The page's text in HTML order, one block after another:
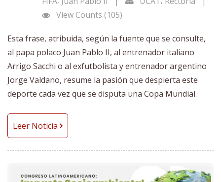
View Counts (105)
Esta frase, atribuida, según la fuente que se consulte,
al papa polaco Juan Pablo II, al entrenador italiano
Arrigo Sacchi o al exfutbolista y entrenador argentino
Jorge Valdano, resume la pasión que despierta este
deporte cada vez que se disputa una Copa Mundial.
Leer Noticia